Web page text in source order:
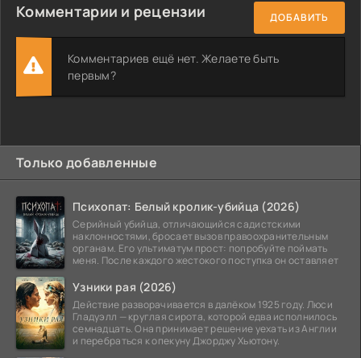
Комментарии и рецензии ДОБАВИТЬ
Комментариев ещё нет. Желаете быть
первым?
Только добавленные
Психопат: Белый кролик-убийца (2026)
Серийный убийца, отличающийся садистскими
наклонностями, бросает вызов правоохранительным
органам. Его ультиматум прост: попробуйте поймать
меня. После каждого жестокого поступка он оставляет
Узники рая (2026)
Действие разворачивается в далёком 1925 году. Люси
Гладуэлл — круглая сирота, которой едва исполнилось
семнадцать. Она принимает решение уехать из Англии
и перебраться к опекуну Джорджу Хьютону.